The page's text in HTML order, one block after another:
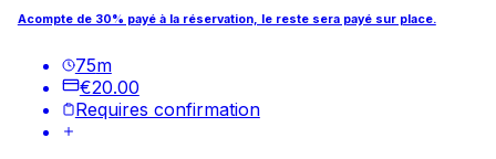
Acompte de 30% payé à la réservation, le reste sera payé sur place.
75m
€20.00
Requires confirmation